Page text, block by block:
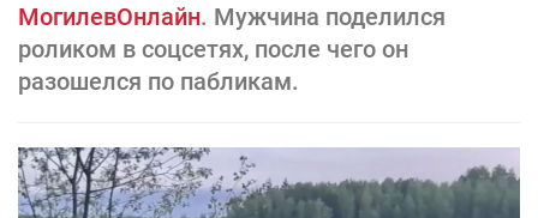
МогилевОнлайн. Мужчина поделился
роликом в соцсетях, после чего он
разошелся по пабликам.